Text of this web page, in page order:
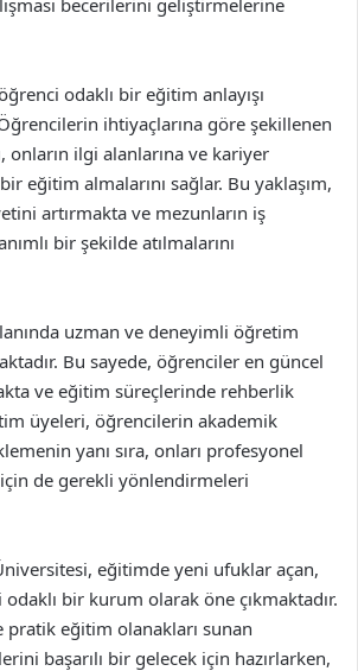
odaklı bir eğitim anlayışı
ihtiyaçlarına göre şekillenen
ilgi alanlarına ve kariyer
eğitim almalarını sağlar. Bu yaklaşım,
artırmakta ve mezunların iş
bir şekilde atılmalarını
uzman ve deneyimli öğretim
Bu sayede, öğrenciler en güncel
ve eğitim süreçlerinde rehberlik
üyeleri, öğrencilerin akademik
yanı sıra, onları profesyonel
de gerekli yönlendirmeleri
eğitimde yeni ufuklar açan,
bir kurum olarak öne çıkmaktadır.
eğitim olanakları sunan
başarılı bir gelecek için hazırlarken,